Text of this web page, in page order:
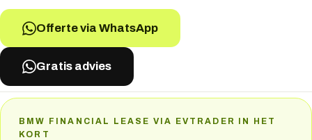
Offerte via WhatsApp
Gratis advies
BMW FINANCIAL LEASE VIA EVTRADER IN HET
KORT